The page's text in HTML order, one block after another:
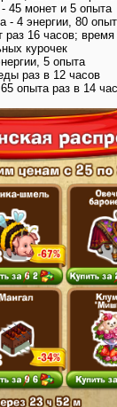
45 монет и 5 опыта
- 4 энергии, 80
16 часов;
курочек
5 опыта
раз в 12 часов
опыта раз в 14